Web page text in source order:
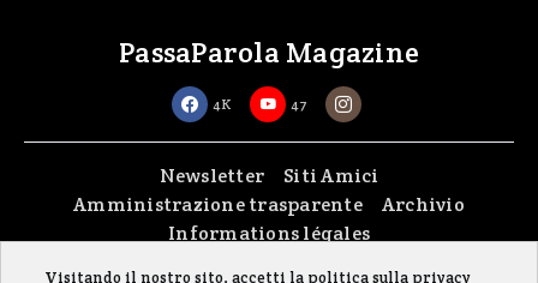
PassaParola Magazine
4K 47
Newsletter
Siti Amici
Amministrazione trasparente
Archivio
Informations légales
Copyright © 2026passaparola asbl| Made with passion byfontana.lu
Visitando il nostro sito, accetti la politica sulla privacy